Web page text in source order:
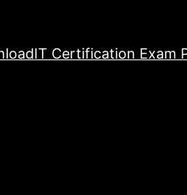
IT Certification Exam